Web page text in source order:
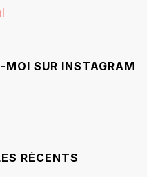
MOI SUR INSTAGRAM
RÉCENTS